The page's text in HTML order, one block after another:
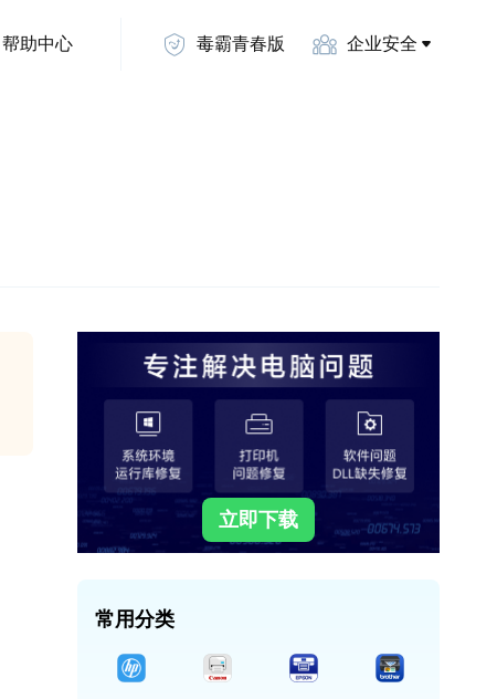
帮助中心 毒霸青春版 企业安全
立即下载
常用分类